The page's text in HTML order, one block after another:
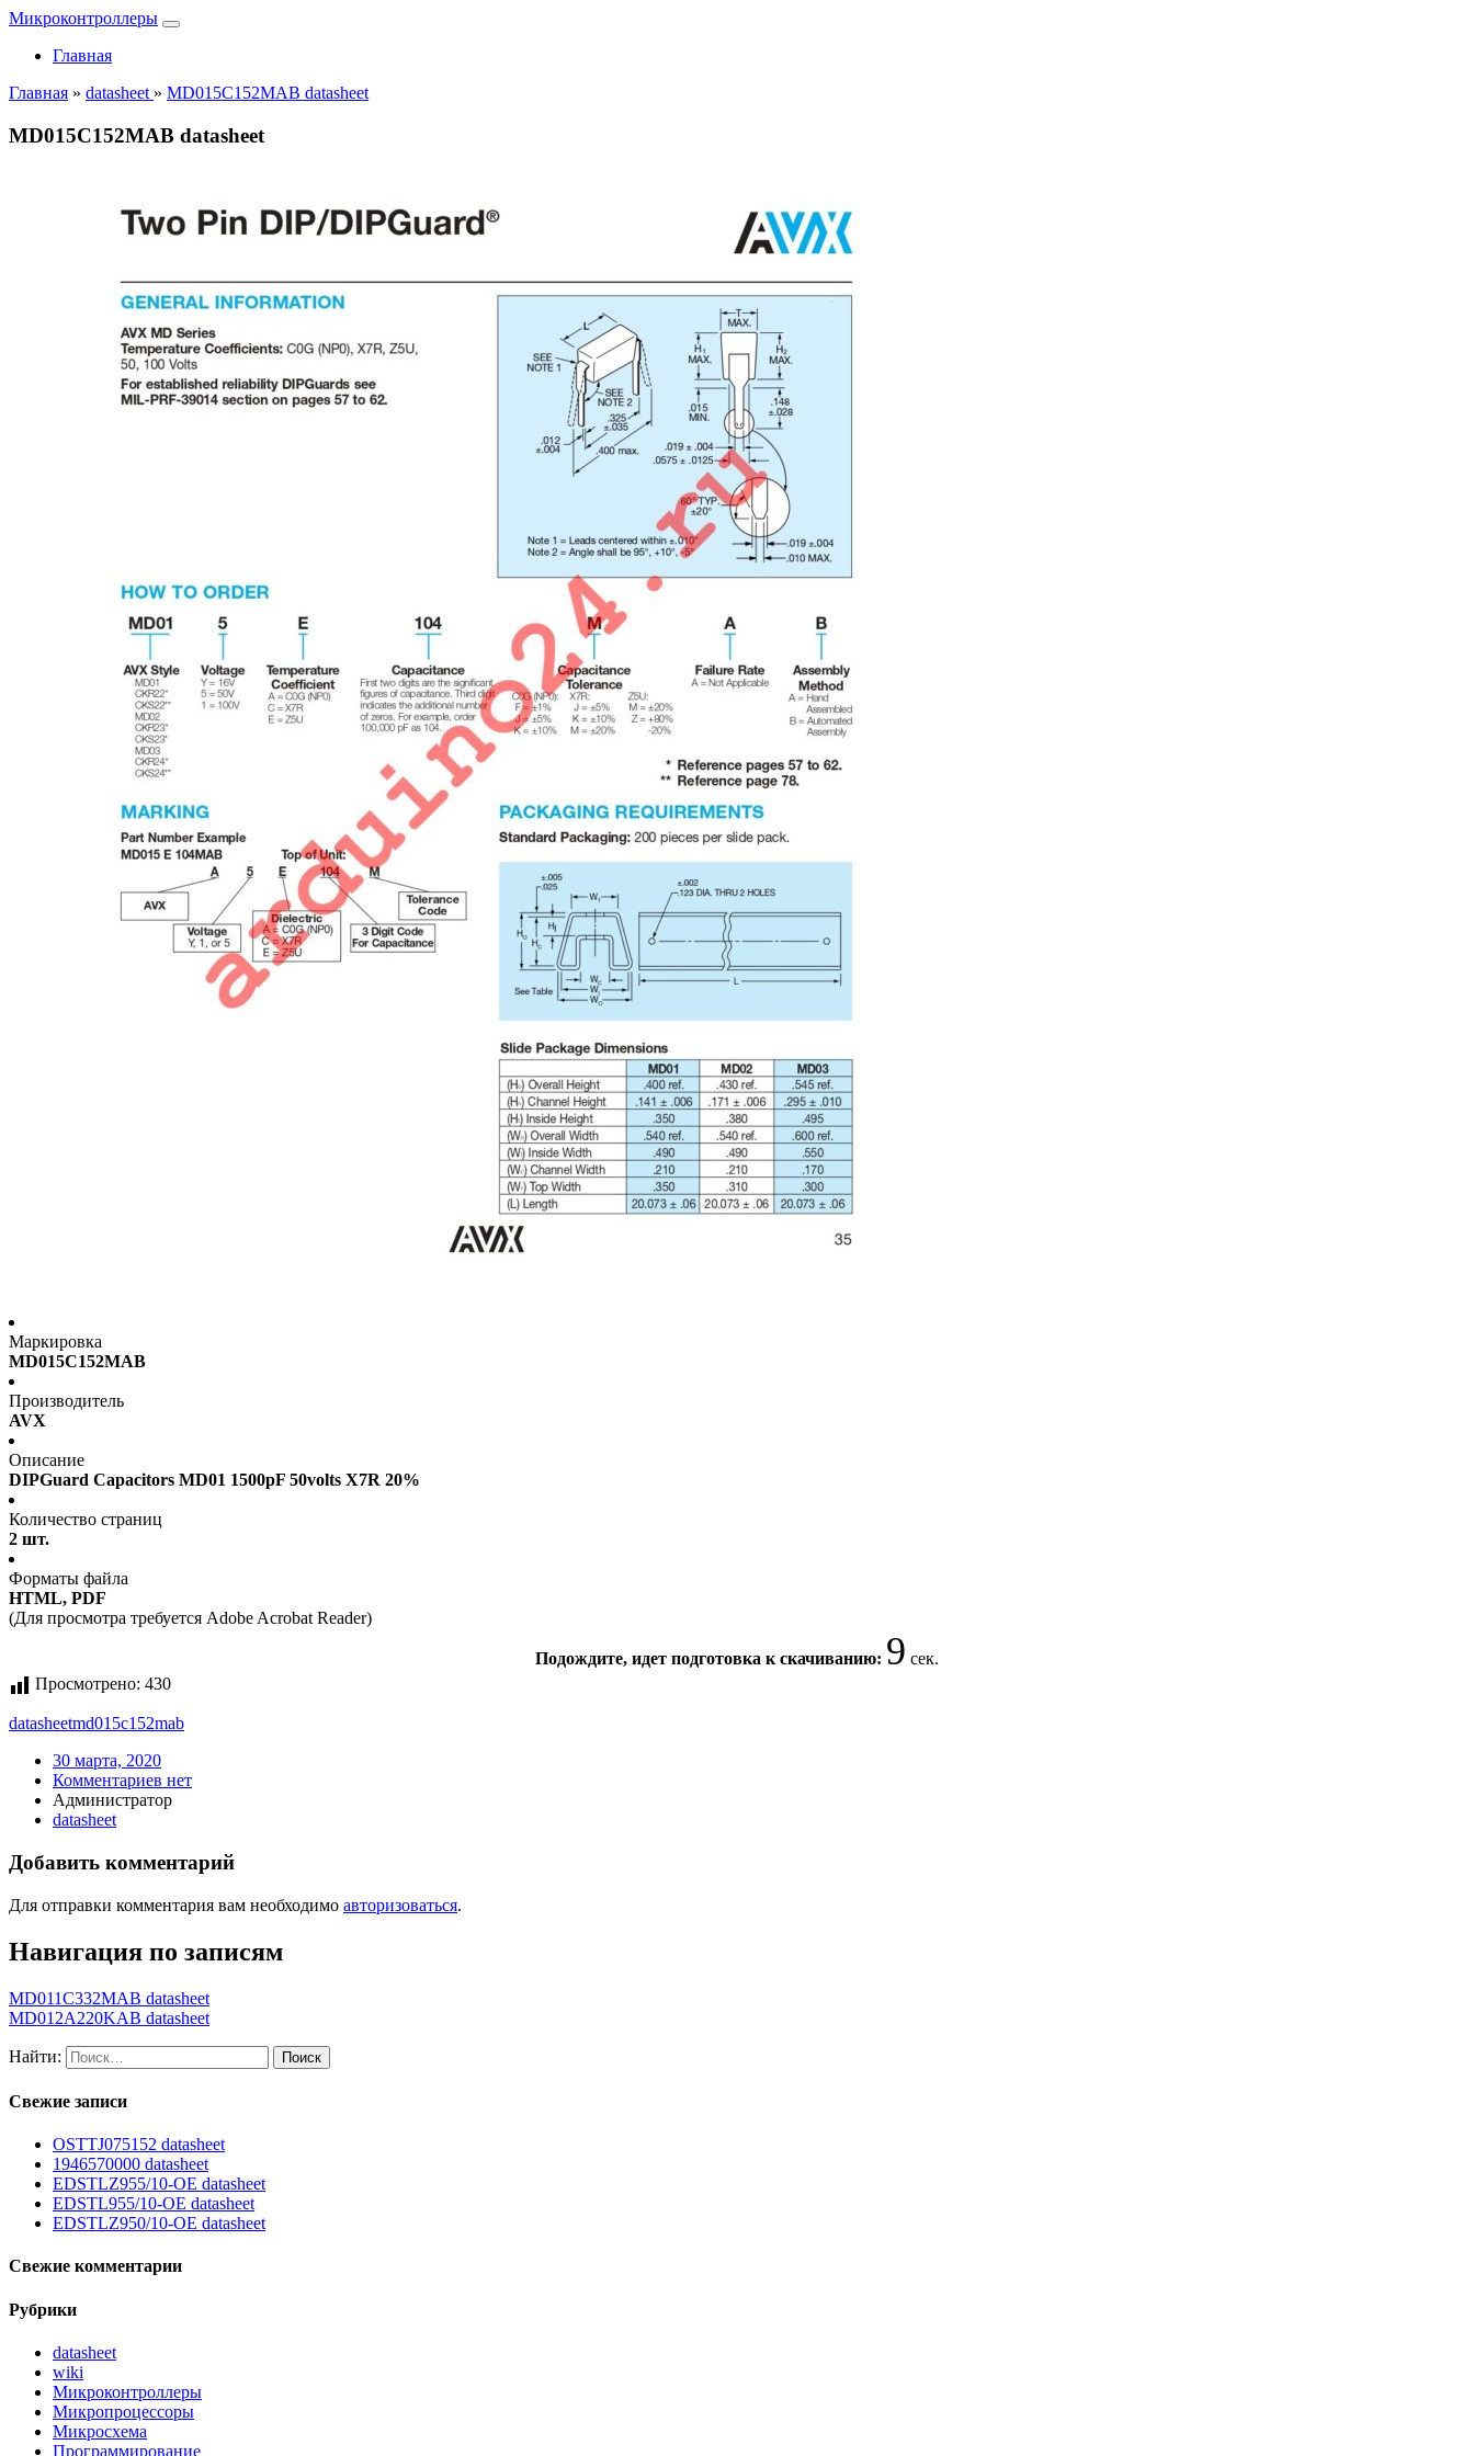
Микроконтроллеры
Главная
Главная » datasheet » MD015C152MAB datasheet
MD015C152MAB datasheet
Маркировка
MD015C152MAB
Производитель
AVX
Описание
DIPGuard Capacitors MD01 1500pF 50volts X7R 20%
Количество страниц
2 шт.
Форматы файла
HTML, PDF
(Для просмотра требуется Adobe Acrobat Reader)
Подождите, идет подготовка к скачиванию: 8 сек.
Просмотрено: 430
datasheetmd015c152mab
30 марта, 2020
Комментариев нет
Администратор
datasheet
Добавить комментарий
Для отправки комментария вам необходимо авторизоваться.
Навигация по записям
MD011C332MAB datasheet
MD012A220KAB datasheet
Найти:
Свежие записи
OSTTJ075152 datasheet
1946570000 datasheet
EDSTLZ955/10-OE datasheet
EDSTL955/10-OE datasheet
EDSTLZ950/10-OE datasheet
Свежие комментарии
Рубрики
datasheet
wiki
Микроконтроллеры
Микропроцессоры
Микросхема
Программирование